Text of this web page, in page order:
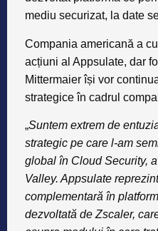
mediu securizat, la date
Compania americană a
acțiuni al Appsulate, dar
Mittermaier își vor
strategice în cadrul
„Suntem extrem de
strategic pe care l-am
global în Cloud Security,
Valley. Appsulate
complementară în
dezvoltată de Zscaler,